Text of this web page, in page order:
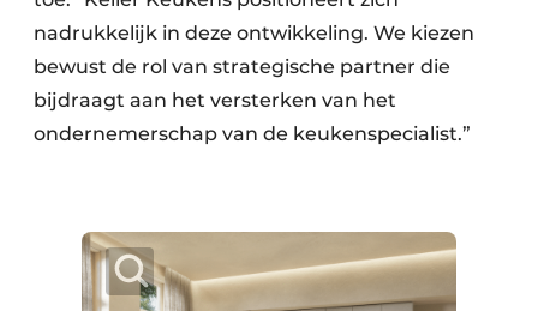
nadrukkelijk in deze ontwikkeling. We kiezen
bewust de rol van strategische partner die
bijdraagt aan het versterken van het
ondernemerschap van de keukenspecialist.”